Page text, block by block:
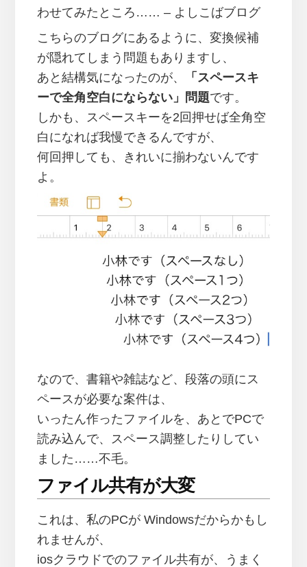
わせてみたところ…… – よしこばブログ
こちらのブログにあるように、変換候補
が隠れてしまう問題もありますし、
あと結構気になったのが、
「スペースキ
ーで全角空白にならない」問題です。
しかも、スペースキーを2回押せば全角空
白になれば我慢できるんですが、
何回押しても、きれいに揃わないんです
よ。
なので、書籍や雑誌など、段落の頭にス
ペースが必要な案件は、
いったん作ったファイルを、あとでPCで
読み込んで、スペース調整したりしてい
ました……不毛。
ファイル共有が大変
これは、私のPCが Windowsだからかもし
れませんが、
iosクラウドでのファイル共有が、うまく